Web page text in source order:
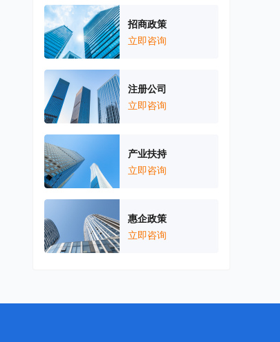
招商政策
立即咨询
注册公司
立即咨询
产业扶持
立即咨询
惠企政策
立即咨询